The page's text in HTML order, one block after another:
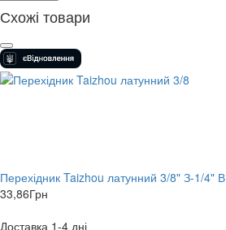
Схожі товари
Перехідник Taizhou латунний 3/8" З-1/4" В
33,86Грн
Доставка 1-4 дні